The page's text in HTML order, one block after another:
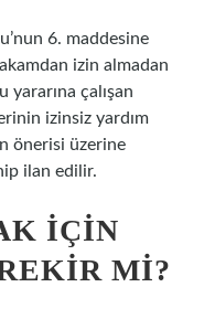
6. maddesine
izin almadan
yararına çalışan
izinsiz yardım
önerisi üzerine
ilan edilir.
IÇIN
MI?